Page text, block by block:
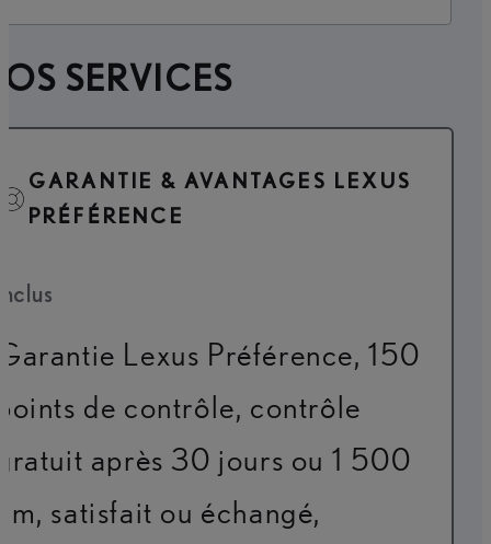
SERVICES
GARANTIE & AVANTAGES LEXUS
PRÉFÉRENCE
Lexus Préférence, 150
de contrôle, contrôle
après 30 jours ou 1 500
satisfait ou échangé,